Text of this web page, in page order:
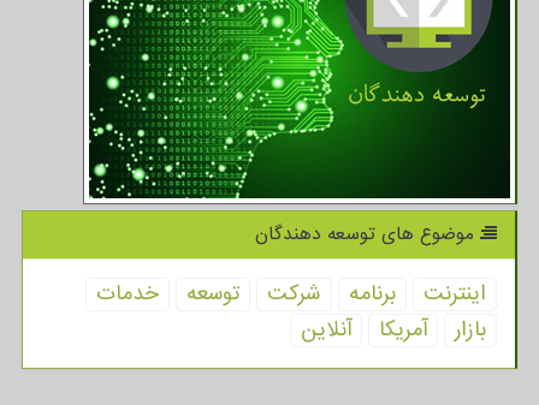
موضوع های توسعه دهندگان
اینترنت برنامه شركت توسعه
خدمات
بازار
آمریكا آنلاین